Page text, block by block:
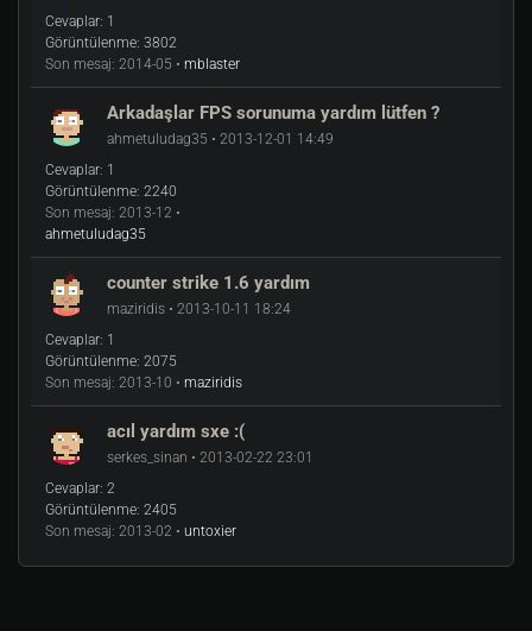
Cevaplar: 1
Görüntülenme: 3802
Son mesaj: 2014-05 • mblaster
Arkadaşlar FPS sorunuma yardım lütfen ?
ahmetuludag35 • 2013-12-01 14:49
Cevaplar: 1
Görüntülenme: 2240
Son mesaj: 2013-12 •
ahmetuludag35
counter strike 1.6 yardım
maziridis • 2013-10-11 18:24
Cevaplar: 1
Görüntülenme: 2075
Son mesaj: 2013-10 • maziridis
acıl yardım sxe :(
serkes_sinan • 2013-02-22 23:01
Cevaplar: 2
Görüntülenme: 2405
Son mesaj: 2013-02 • untoxier